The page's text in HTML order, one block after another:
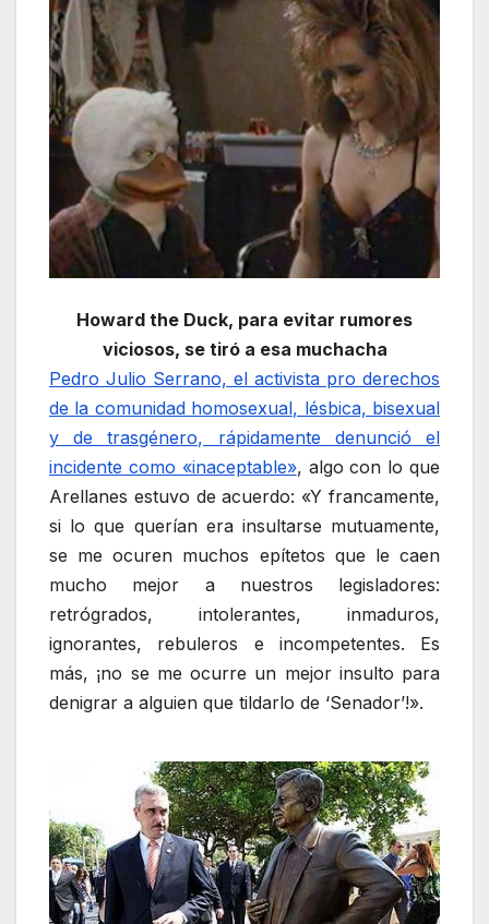
Howard the Duck, para evitar rumores
viciosos, se tiró a esa muchacha
Pedro Julio Serrano, el activista pro derechos
de la comunidad homosexual, lésbica, bisexual
y de trasgénero, rápidamente denunció el
incidente como «inaceptable», algo con lo que
Arellanes estuvo de acuerdo: «Y francamente,
si lo que querían era insultarse mutuamente,
se me ocuren muchos epítetos que le caen
mucho mejor a nuestros legisladores:
retrógrados, intolerantes, inmaduros,
ignorantes, rebuleros e incompetentes. Es
más, ¡no se me ocurre un mejor insulto para
denigrar a alguien que tildarlo de ‘Senador’!».